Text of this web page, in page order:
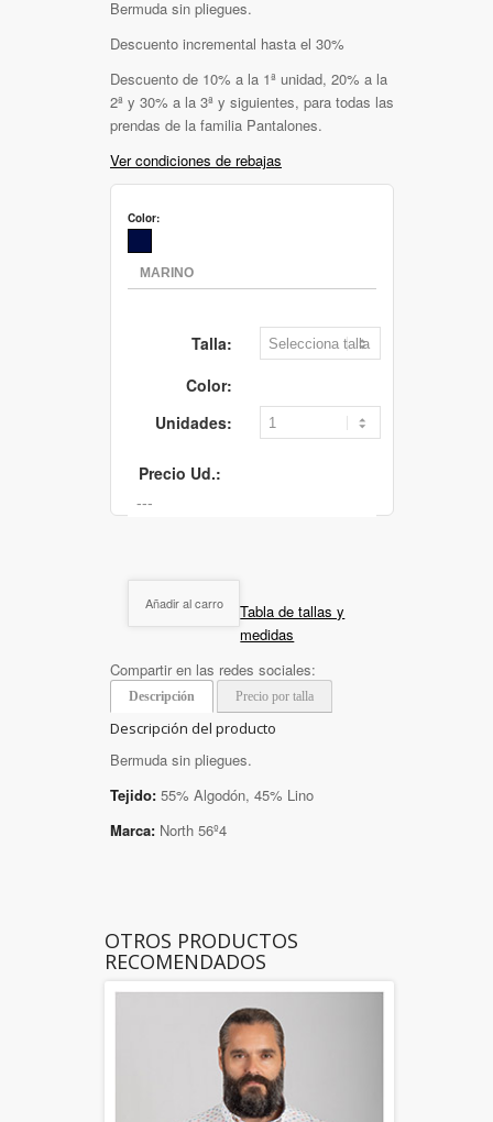
Bermuda sin pliegues.
Descuento incremental hasta el 30%
Descuento de 10% a la 1ª unidad, 20% a la
2ª y 30% a la 3ª y siguientes, para todas las
prendas de la familia Pantalones.
Ver condiciones de rebajas
Color:
Talla:
Color:
Unidades:
Precio Ud.:
Añadir al carro
Tabla de tallas y
medidas
Compartir en las redes sociales:
Descripción Precio por talla
Descripción del producto
Bermuda sin pliegues.
Tejido: 55% Algodón, 45% Lino
Marca: North 56º4
OTROS PRODUCTOS
RECOMENDADOS